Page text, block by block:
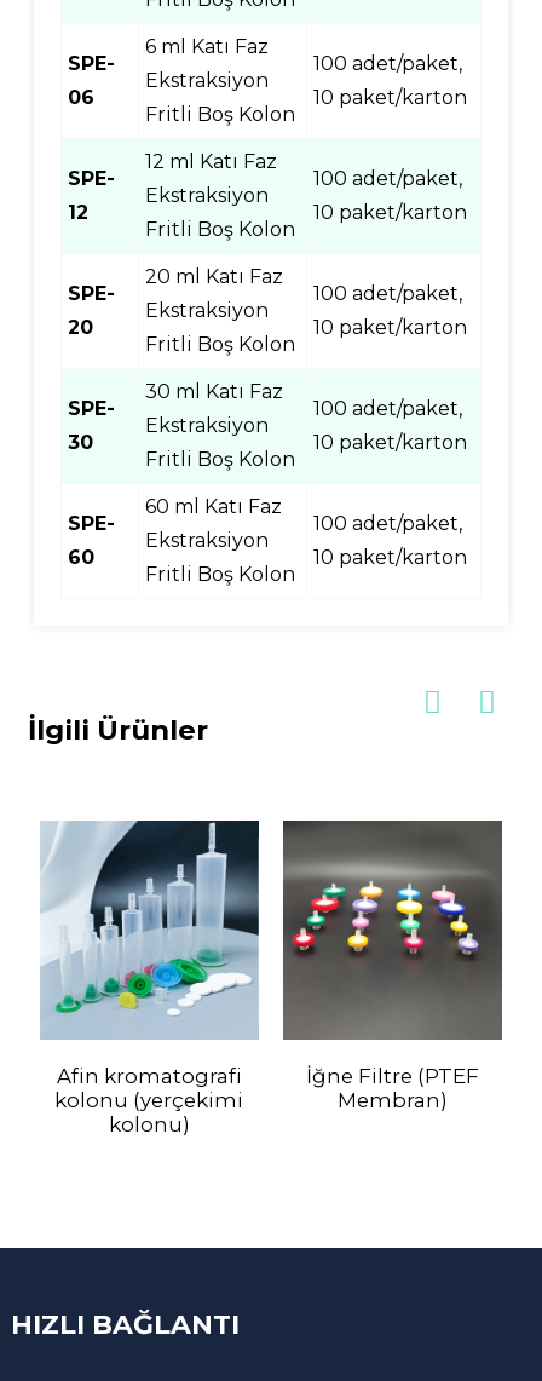
SPE-
06
6 ml Katı Faz
Ekstraksiyon
Fritli Boş Kolon
100 adet/paket,
10 paket/karton
SPE-
12
12 ml Katı Faz
Ekstraksiyon
Fritli Boş Kolon
100 adet/paket,
10 paket/karton
SPE-
20
20 ml Katı Faz
Ekstraksiyon
Fritli Boş Kolon
100 adet/paket,
10 paket/karton
SPE-
30
30 ml Katı Faz
Ekstraksiyon
Fritli Boş Kolon
100 adet/paket,
10 paket/karton
SPE-
60
60 ml Katı Faz
Ekstraksiyon
Fritli Boş Kolon
100 adet/paket,
10 paket/karton
İlgili Ürünler
Afin kromatografi
kolonu (yerçekimi
kolonu)
İğne Filtre (PTEF
Membran)
HIZLI BAĞLANTI